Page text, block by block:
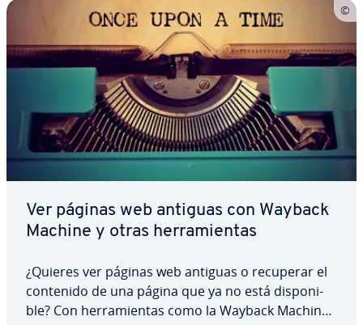
Ver páginas web antiguas con Wayback
Machine y otras he­rra­mie­n­tas
¿Quieres ver páginas web antiguas o recuperar el
contenido de una página que ya no está di­s­po­ni­
ble? Con he­rra­mie­n­tas como la Wayback Machine